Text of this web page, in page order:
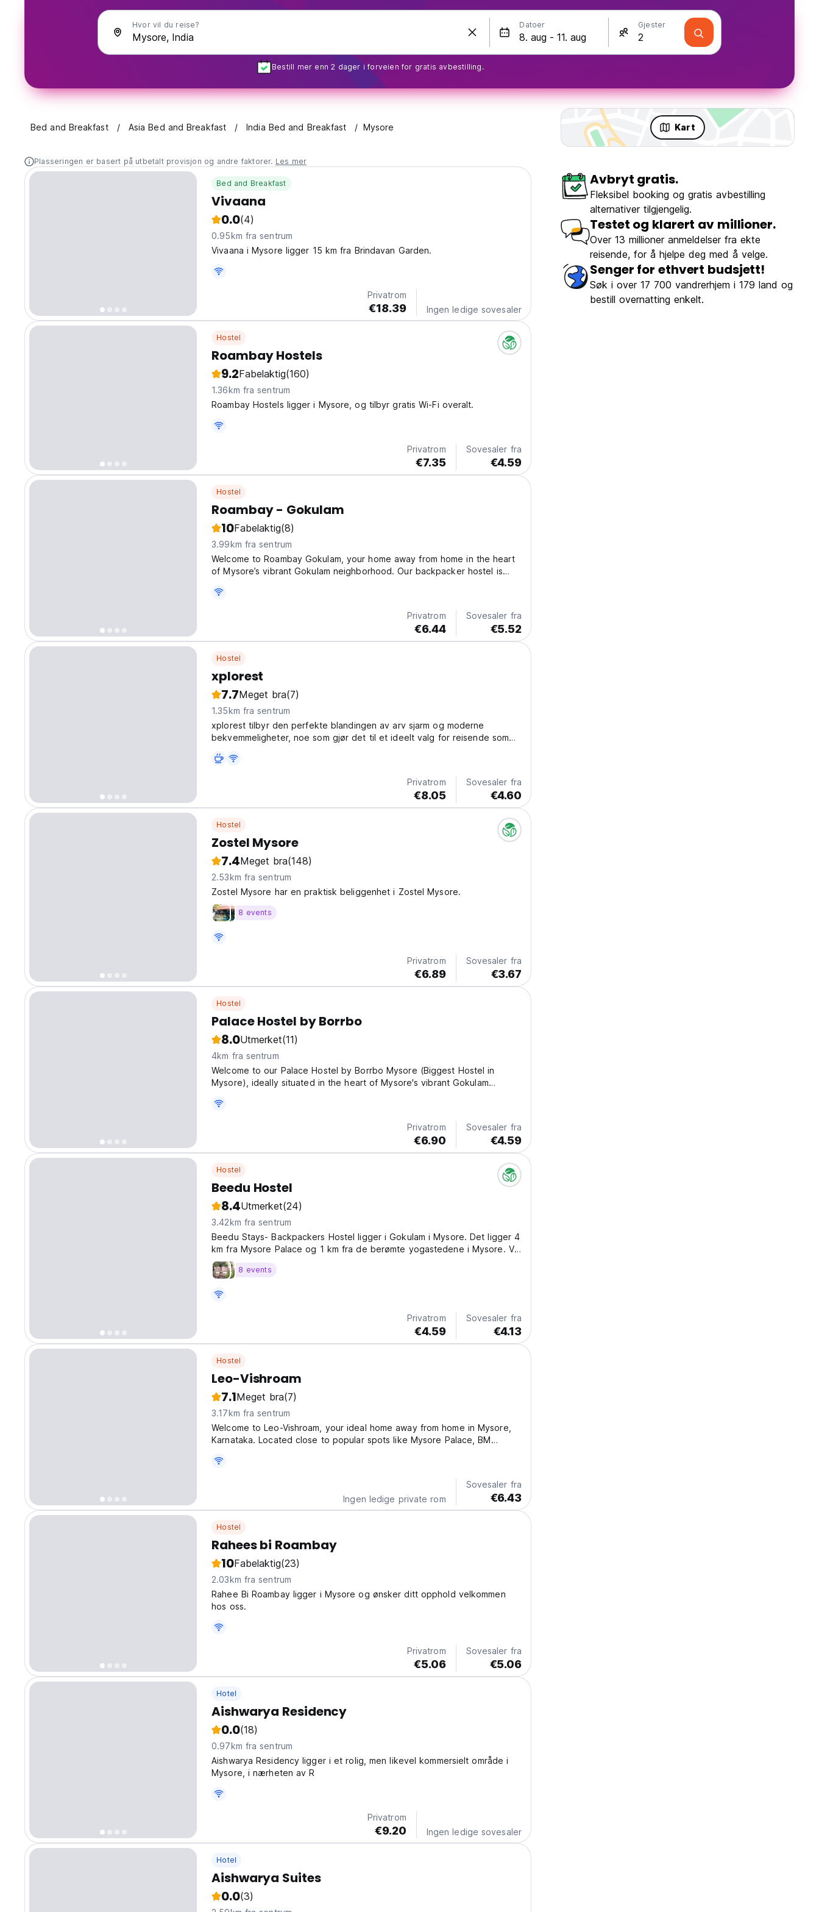
Hvor vil du reise? Datoer Gjester
Bestill mer enn 2 dager i forveien for gratis avbestilling.
Bed and Breakfast Asia Bed and Breakfast India Bed and Breakfast Mysore Kart
Plasseringen er basert på utbetalt provisjon og andre faktorer. Les mer
Bed and Breakfast
Vivaana
0.0(4)
0.95km fra sentrum
Vivaana i Mysore ligger 15 km fra Brindavan Garden.
Privatrom
€18.39 Ingen ledige sovesaler
Hostel
Roambay Hostels
9.2Fabelaktig(160)
1.36km fra sentrum
Roambay Hostels ligger i Mysore, og tilbyr gratis Wi-Fi overalt.
Privatrom
€7.35
Sovesaler fra
€4.59
Hostel
Roambay - Gokulam
10Fabelaktig(8)
3.99km fra sentrum
Welcome to Roambay Gokulam, your home away from home in the heart
of Mysore’s vibrant Gokulam neighborhood. Our backpacker hostel is
yoga schools, cozy cafes, delightful restaurants, and...
Privatrom
€6.44
Sovesaler fra
€5.52
Hostel
xplorest
7.7Meget bra(7)
1.35km fra sentrum
xplorest tilbyr den perfekte blandingen av arv sjarm og moderne
bekvemmeligheter, noe som gjør det til et ideelt valg for reisende som
forretningsreise.
Privatrom
€8.05
Sovesaler fra
€4.60
Hostel
Zostel Mysore
7.4Meget bra(148)
2.53km fra sentrum
Zostel Mysore har en praktisk beliggenhet i Zostel Mysore.
8 events
Privatrom
€6.89
Sovesaler fra
€3.67
Hostel
Palace Hostel by Borrbo
8.0Utmerket(11)
4km fra sentrum
Welcome to our Palace Hostel by Borrbo Mysore (Biggest Hostel in
Mysore), ideally situated in the heart of Mysore's vibrant Gokulam
out as a hub for yoga enthusiasts and travellers seeking...
Privatrom
€6.90
Sovesaler fra
€4.59
Hostel
Beedu Hostel
8.4Utmerket(24)
3.42km fra sentrum
Beedu Stays- Backpackers Hostel ligger i Gokulam i Mysore. Det ligger 4
km fra Mysore Palace og 1 km fra de berømte yogastedene i Mysore. Vi
har to fellesområder, et spillrom med TV og skrivebord, et felleskjøkken
og en felles stue, og gratis Wi-Fi er tilgjengelig...
8 events
Privatrom
€4.59
Sovesaler fra
€4.13
Hostel
Leo-Vishroam
7.1Meget bra(7)
3.17km fra sentrum
Welcome to Leo-Vishroam, your ideal home away from home in Mysore,
Karnataka. Located close to popular spots like Mysore Palace, BM
travelers looking for both comfort and adventure. Our...
Ingen ledige private rom
Sovesaler fra
€6.43
Hostel
Rahees bi Roambay
10Fabelaktig(23)
2.03km fra sentrum
Rahee Bi Roambay ligger i Mysore og ønsker ditt opphold velkommen
hos oss.
Privatrom
€5.06
Sovesaler fra
€5.06
Hotel
Aishwarya Residency
0.0(18)
0.97km fra sentrum
Aishwarya Residency ligger i et rolig, men likevel kommersielt område i
Mysore, i nærheten av R
Privatrom
€9.20 Ingen ledige sovesaler
Hotel
Aishwarya Suites
0.0(3)
Avbryt gratis.
Fleksibel booking og gratis avbestilling
alternativer tilgjengelig.
Testet og klarert av millioner.
Over 13 millioner anmeldelser fra ekte
reisende, for å hjelpe deg med å velge.
Senger for ethvert budsjett!
Søk i over 17 700 vandrerhjem i 179 land og
bestill overnatting enkelt.